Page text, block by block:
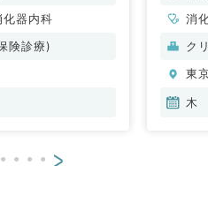
器内科
険診療)
消
ク
東
木
>